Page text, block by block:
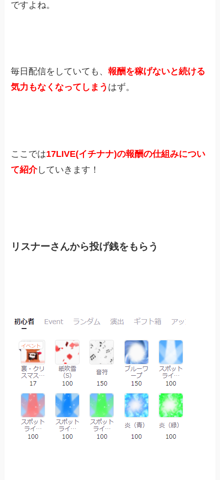
ですよね。
毎日配信をしていても、報酬を稼げないと続ける
気力もなくなってしまう はず。
ここでは17LIVE(イチナナ)の報酬の仕組みについ
て紹介していきます！
リスナーさんから投げ銭をもらう